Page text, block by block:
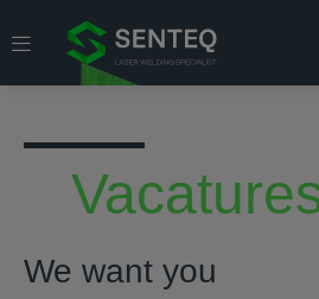
We want you